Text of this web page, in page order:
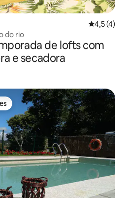
4,5 de
4,5 (4)
do rio
de lofts com
e secadora
dos hóspedes